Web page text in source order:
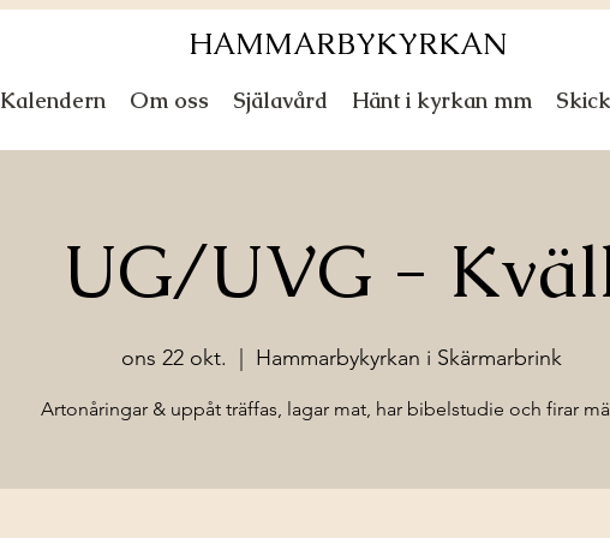
HAMMARBYKYRKAN
Kalendern Om oss Själavård Hänt i kyrkan mm
UG/UVG -
ons 22 okt. Hammarbykyrkan i Skärmarbrink
Artonåringar & uppåt träffas, lagar mat, har bibelstudie och firar